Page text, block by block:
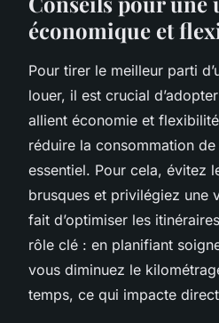
économique et
Pour tirer le meilleur parti
louer, il est crucial
allient économie et
réduire la consommation
essentiel. Pour cela, évitez
brusques et privilégiez une
fait d’optimiser les
rôle clé : en planifiant
vous diminuez le
temps, ce qui impacte